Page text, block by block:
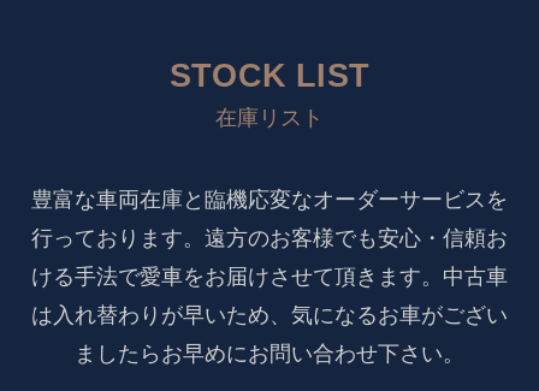
STOCK LIST
在庫リスト
豊富な車両在庫と臨機応変なオーダーサービスを
行っております。遠方のお客様でも安心・信頼お
ける手法で愛車をお届けさせて頂きます。中古車
は入れ替わりが早いため、気になるお車がござい
ましたらお早めにお問い合わせ下さい。